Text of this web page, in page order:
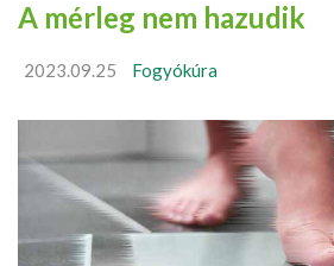
A mérleg nem hazudik
2023.09.25 Fogyókúra